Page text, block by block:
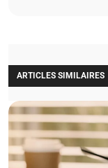
ARTICLES SIMILAIRES